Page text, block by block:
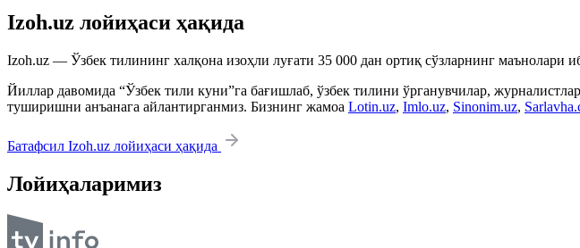
Izoh.uz лойиҳаси ҳақида
Izoh.uz — Ўзбек тилининг халқона изоҳли луғати 35 000 дан ортиқ сўзларнинг маънолари
Йиллар давомида “Ўзбек тили куни”га бағишлаб, ўзбек тилини ўрганувчилар,
туширишни анъанага айлантирганмиз. Бизнинг жамоа Lotin.uz, Imlo.uz, Sinonim.uz,
Батафсил Izoh.uz лойиҳаси ҳақида
Лойиҳаларимиз